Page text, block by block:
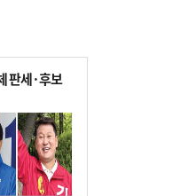
판세·후보